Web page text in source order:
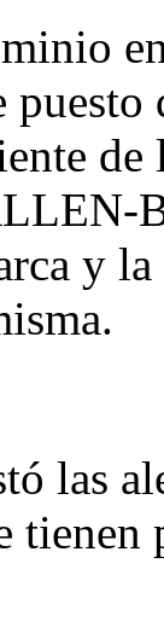
de
y
las
tienen